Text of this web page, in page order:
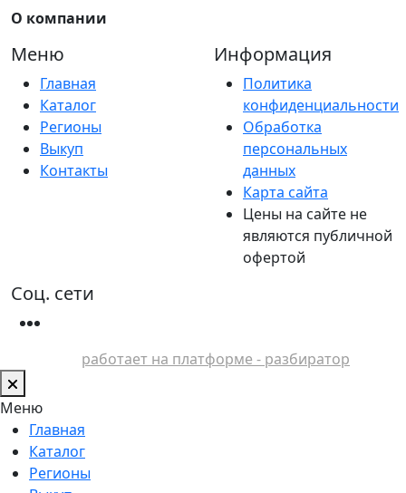
О компании
Меню
Главная
Каталог
Регионы
Выкуп
Контакты
Информация
Политика
конфиденциальности
Обработка
персональных
данных
Карта сайта
Цены на сайте не
являются публичной
офертой
Соц. сети
работает на платформе - разбиратор
Меню
Главная
Каталог
Регионы